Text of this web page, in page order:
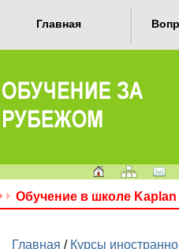
Главная
Обучение в школе Kaplan
Главная / Курсы